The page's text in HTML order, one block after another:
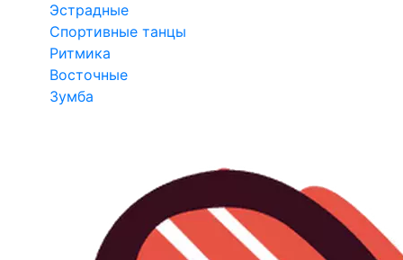
Эстрадные
Спортивные танцы
Ритмика
Восточные
Зумба